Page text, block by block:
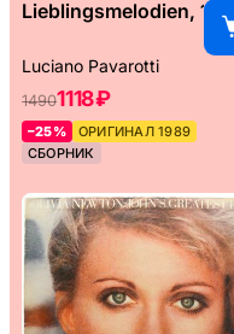
Lieblingsmelodien, 1989
Luciano Pavarotti
14901118 ₽
–25%
ОРИГИНАЛ 1989
СБОРНИК